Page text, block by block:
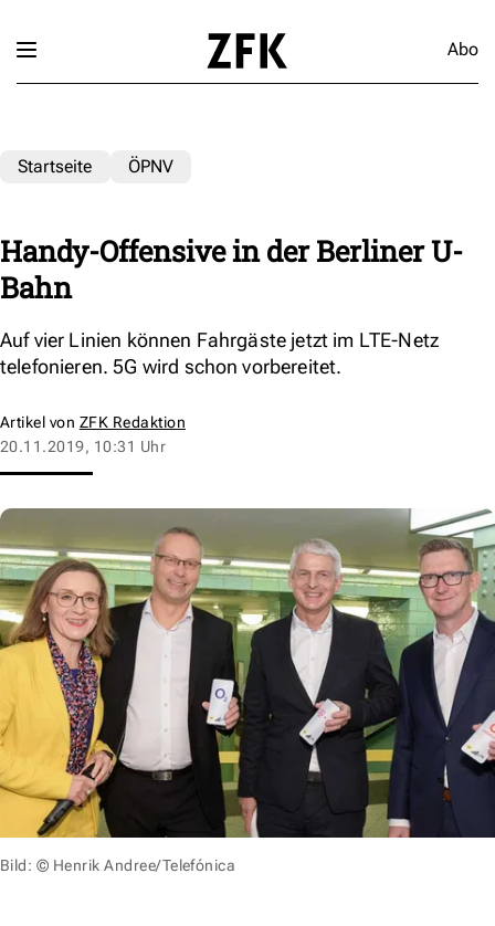
Abo
Startseite ÖPNV
Handy-Offensive in der Berliner U-
Bahn
Auf vier Linien können Fahrgäste jetzt im LTE-Netz
telefonieren. 5G wird schon vorbereitet.
Artikel von ZFK Redaktion
20.11.2019, 10:31 Uhr
Bild: © Henrik Andree/Telefónica